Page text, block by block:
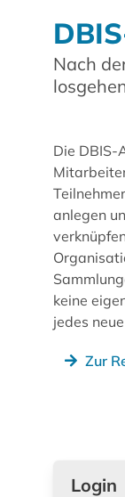
Nach
Die
anlegen
keine
jedes
Zur
Login